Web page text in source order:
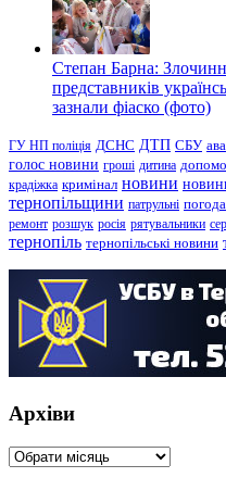
Степан Барна:
представників
зазнали фіаско (фото)
ГУ НП поліція ДСНС ДТП СБУ
голос новини гроші дитина
крадіжка кримінал новини
тернопільщини патрульні погода
ремонт розшук росія рятувальники
тернопіль тернопільські новини
Архіви
Архіви